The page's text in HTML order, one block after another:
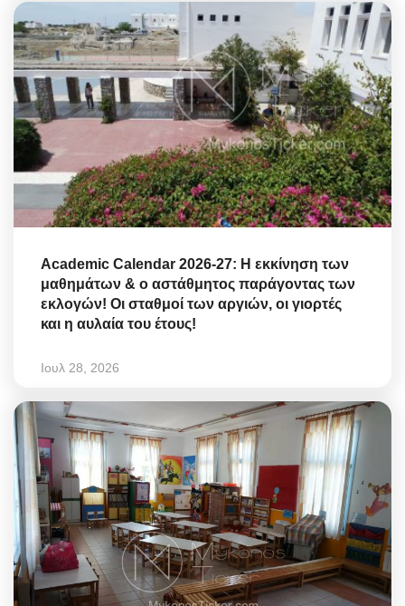
Academic Calendar 2026-27: Η εκκίνηση των
μαθημάτων & ο αστάθμητος παράγοντας των
εκλογών! Οι σταθμοί των αργιών, οι γιορτές
και η αυλαία του έτους!
Ιουλ 28, 2026